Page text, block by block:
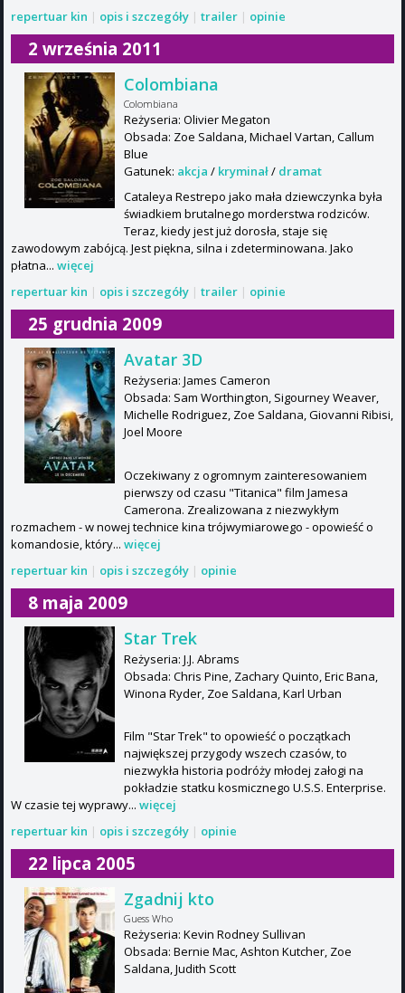
repertuar kin | opis i szczegóły | trailer | opinie
2 września 2011
Colombiana
Colombiana
Reżyseria: Olivier Megaton
Obsada: Zoe Saldana, Michael Vartan, Callum
Blue
Gatunek: akcja / kryminał/ dramat
Cataleya Restrepo jako mała dziewczynka była
świadkiem brutalnego morderstwa rodziców.
Teraz, kiedy jest już dorosła, staje się
zawodowym zabójcą. Jest piękna, silna i zdeterminowana. Jako
płatna... więcej
repertuar kin | opis i szczegóły | trailer | opinie
25 grudnia 2009
Avatar 3D
Reżyseria: James Cameron
Obsada: Sam Worthington, Sigourney Weaver,
Michelle Rodriguez, Zoe Saldana, Giovanni Ribisi,
Joel Moore
Oczekiwany z ogromnym zainteresowaniem
pierwszy od czasu "Titanica" film Jamesa
Camerona. Zrealizowana z niezwykłym
rozmachem - w nowej technice kina trójwymiarowego - opowieść o
komandosie, który... więcej
repertuar kin | opis i szczegóły | opinie
8 maja 2009
Star Trek
Reżyseria: J.J. Abrams
Obsada: Chris Pine, Zachary Quinto, Eric Bana,
Winona Ryder, Zoe Saldana, Karl Urban
Film "Star Trek" to opowieść o początkach
największej przygody wszech czasów, to
niezwykła historia podróży młodej załogi na
pokładzie statku kosmicznego U.S.S. Enterprise.
W czasie tej wyprawy... więcej
repertuar kin | opis i szczegóły | opinie
22 lipca 2005
Zgadnij kto
Guess Who
Reżyseria: Kevin Rodney Sullivan
Obsada: Bernie Mac, Ashton Kutcher, Zoe
Saldana, Judith Scott